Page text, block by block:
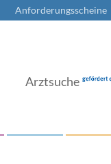
Anforderungsscheine
Arztsuche